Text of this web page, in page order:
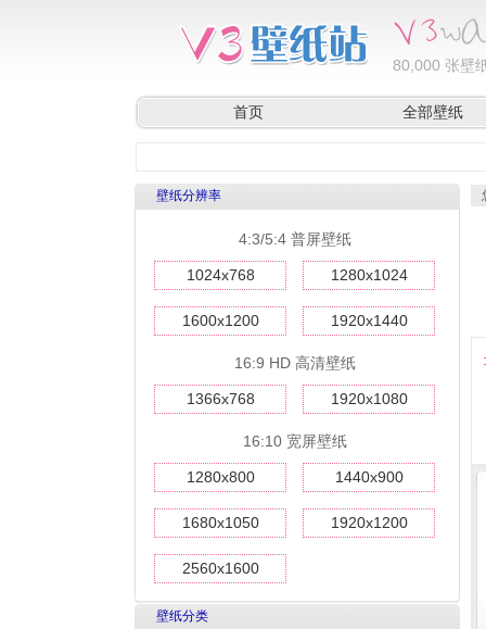
80,000 张壁
首页 全部壁纸
壁纸分辨率
4:3/5:4 普屏壁纸
1024x768 1280x1024
1600x1200 1920x1440
16:9 HD 高清壁纸
1366x768 1920x1080
16:10 宽屏壁纸
1280x800 1440x900
1680x1050 1920x1200
2560x1600
壁纸分类